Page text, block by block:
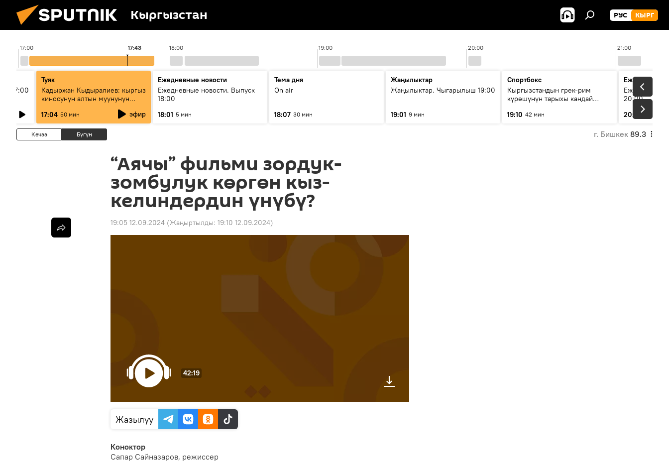
Кыргызстан РУС КЫРГ
17:00 18:00 19:00 20:00 21:00
17:43
17:00
Туяк
Кадыржан Кыдыралиев: кыргыз
киносунун алтын муунунун
17:04 50 мин эфир
Ежедневные новости
Ежедневные новости. Выпуск
18:00
18:01 5 мин
Тема дня
On air
18:07 30 мин
Жаңылыктар
Жаңылыктар. Чыгарылыш 19:00
19:01 9 мин
Спортбокс
Кыргызстандын грек-рим
күрөшүнүн тарыхы кандай
19:10 42 мин
Ежедневные
Ежедневные
20:00
20:01
Кечээ Бүгүн г. Бишкек 89.3
“Аячы” фильми зордук-
зомбулук көргөн кыз-
келиндердин үнүбү?
19:05 12.09.2024 (Жаңыртылды: 19:10 12.09.2024)
42:19
Жазылуу
Коноктор
Сапар Сайназаров, режиссер